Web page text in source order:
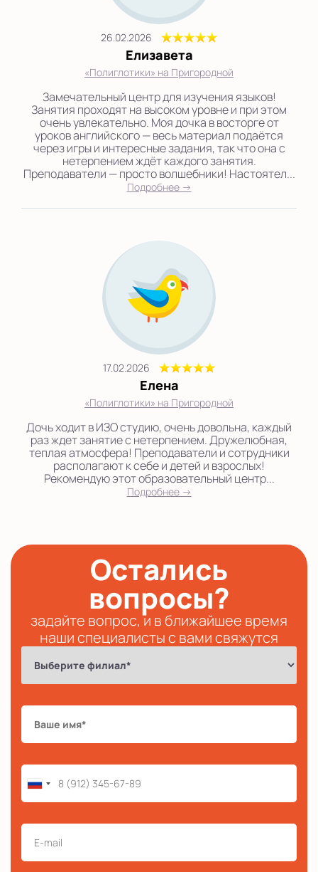
26.02.2026
Елизавета
«Полиглотики» на Пригородной
Замечательный центр для изучения языков!
Занятия проходят на высоком уровне и при этом
очень увлекательно. Моя дочка в восторге от
уроков английского — весь материал подаётся
через игры и интересные задания, так что она с
нетерпением ждёт каждого занятия.
Преподаватели — просто волшебники! Настоятел...
Подробнее →
17.02.2026
Елена
«Полиглотики» на Пригородной
Дочь ходит в ИЗО студию, очень довольна, каждый
раз ждет занятие с нетерпением. Дружелюбная,
теплая атмосфера! Преподаватели и сотрудники
располагают к себе и детей и взрослых!
Рекомендую этот образовательный центр...
Подробнее →
Остались
вопросы?
задайте вопрос, и в ближайшее время
наши специалисты с вами свяжутся